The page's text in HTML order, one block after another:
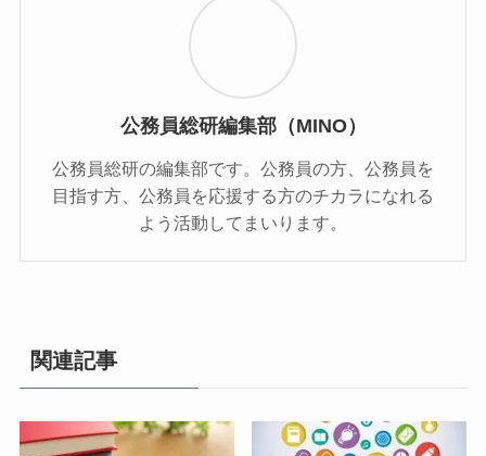
公務員総研編集部（MINO）
公務員総研の編集部です。公務員の方、公務員を
目指す方、公務員を応援する方のチカラになれる
よう活動してまいります。
関連記事